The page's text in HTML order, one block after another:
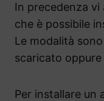
In precedenza
che è possibile
Le modalità
scaricato
Per installare un